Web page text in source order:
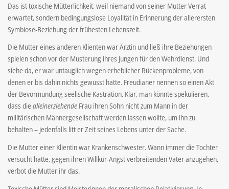
Das ist toxische Mütterlichkeit, weil niemand von seiner Mutter Verrat
erwartet, sondern bedingungslose Loyalität in Erinnerung der allerersten
Symbiose-Beziehung der frühesten Lebenszeit.
Die Mutter eines anderen Klienten war Ärztin und ließ ihre Beziehungen
spielen schon vor der Musterung ihres Jungen für den Wehrdienst. Und
siehe da, er war untauglich wegen erheblicher Rückenprobleme, von
denen er bis dahin nichts gewusst hatte. Freudianer nennen so einen Akt
der Bevormundung seelische Kastration. Klar, man könnte spekulieren,
dass diealleinerziehende Frau ihren Sohn nicht zum Mann in der
militärischen Männergesellschaft werden lassen wollte, um ihn zu
behalten – jedenfalls litt er Zeit seines Lebens unter der Sache.
Die Mutter einer Klientin war Krankenschwester. Wann immer die Tochter
versucht hatte, gegen ihren Willkür-Angst verbreitenden Vater anzugehen,
verbot die Mutter ihr das.